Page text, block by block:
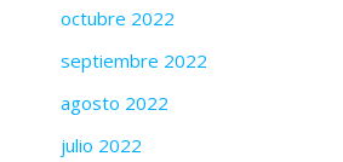
octubre 2022
septiembre 2022
agosto 2022
julio 2022